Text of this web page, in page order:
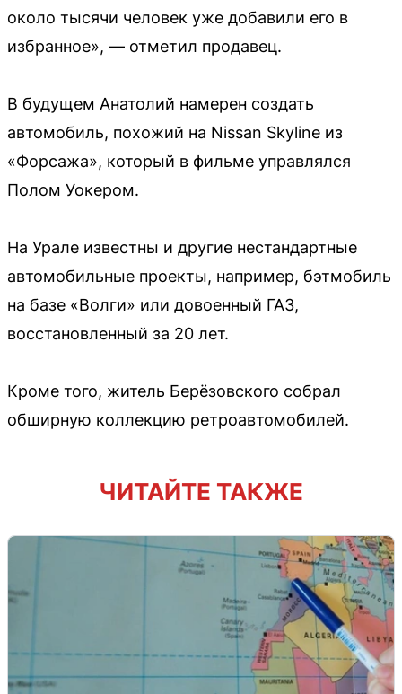
около тысячи человек уже добавили его в
избранное», — отметил продавец.
В будущем Анатолий намерен создать
автомобиль, похожий на Nissan Skyline из
«Форсажа», который в фильме управлялся
Полом Уокером.
На Урале известны и другие нестандартные
автомобильные проекты, например, бэтмобиль
на базе «Волги» или довоенный ГАЗ,
восстановленный за 20 лет.
Кроме того, житель Берёзовского собрал
обширную коллекцию ретроавтомобилей.
ЧИТАЙТЕ ТАКЖЕ